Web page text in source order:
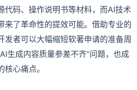
代码、操作说明书等材料，而AI技术
来了革命性的提效可能。借助专业的
发者可以大幅缩短软著申请的准备周
生成内容质量参差不齐”问题，也成
心痛点。